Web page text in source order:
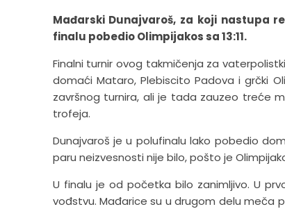
Mađarski Dunajvaroš, za koji nastupa
finalu pobedio Olimpijakos sa 13:11.
Finalni turnir ovog takmičenja za
domaći Mataro, Plebiscito Padova i grčki
završnog turnira, ali je tada zauzeo treće
trofeja.
Dunajvaroš je u polufinalu lako pobedio
paru neizvesnosti nije bilo, pošto je
U finalu je od početka bilo zanimljivo. U
vođstvu. Mađarice su u drugom delu meča